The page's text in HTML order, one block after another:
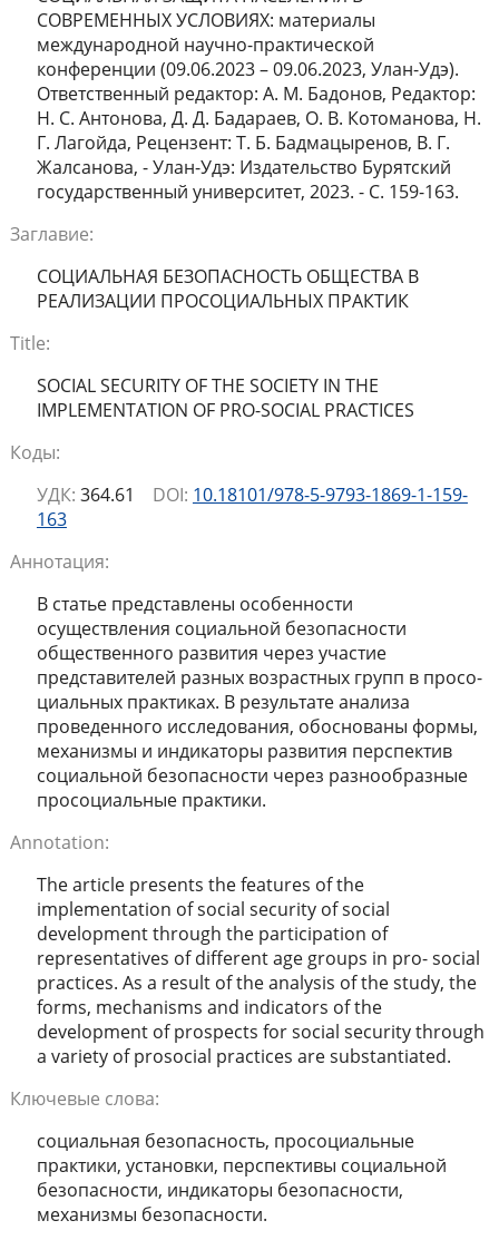
СОВРЕМЕННЫХ УСЛОВИЯХ: материалы
международной научно-практической
конференции (09.06.2023 – 09.06.2023, Улан-Удэ).
Ответственный редактор: А. М. Бадонов, Редактор:
Н. С. Антонова, Д. Д. Бадараев, О. В. Котоманова, Н.
Г. Лагойда, Рецензент: Т. Б. Бадмацыренов, В. Г.
Жалсанова, - Улан-Удэ: Издательство Бурятский
государственный университет, 2023. - С. 159-163.
Заглавие:
СОЦИАЛЬНАЯ БЕЗОПАСНОСТЬ ОБЩЕСТВА В
РЕАЛИЗАЦИИ ПРОСОЦИАЛЬНЫХ ПРАКТИК
Title:
SOCIAL SECURITY OF THE SOCIETY IN THE
IMPLEMENTATION OF PRO-SOCIAL PRACTICES
Коды:
УДК: 364.61 DOI: 10.18101/978-5-9793-1869-1-159-
163
Аннотация:
В статье представлены особенности
осуществления социальной безопасности
общественного развития через участие
представителей разных возрастных групп в просо-
циальных практиках. В результате анализа
проведенного исследования, обоснованы формы,
механизмы и индикаторы развития перспектив
социальной безопасности через разнообразные
просоциальные практики.
Annotation:
The article presents the features of the
implementation of social security of social
development through the participation of
representatives of different age groups in pro- social
practices. As a result of the analysis of the study, the
forms, mechanisms and indicators of the
development of prospects for social security through
a variety of prosocial practices are substantiated.
Ключевые слова:
социальная безопасность, просоциальные
практики, установки, перспективы социальной
безопасности, индикаторы безопасности,
механизмы безопасности.